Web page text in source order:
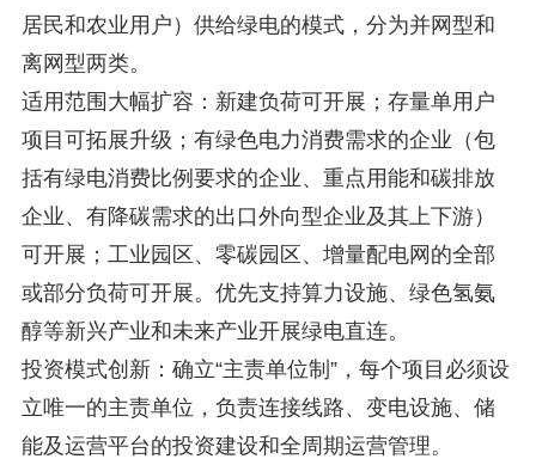
居民和农业用户）供给绿电的模式，分为并网型和
离网型两类。
适用范围大幅扩容：新建负荷可开展；存量单用户
项目可拓展升级；有绿色电力消费需求的企业（包
括有绿电消费比例要求的企业、重点用能和碳排放
企业、有降碳需求的出口外向型企业及其上下游）
可开展；工业园区、零碳园区、增量配电网的全部
或部分负荷可开展。优先支持算力设施、绿色氢氨
醇等新兴产业和未来产业开展绿电直连。
投资模式创新：确立“主责单位制”，每个项目必须设
立唯一的主责单位，负责连接线路、变电设施、储
能及运营平台的投资建设和全周期运营管理。